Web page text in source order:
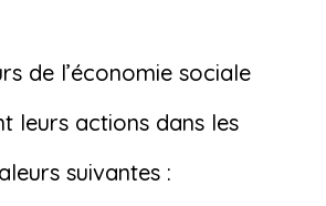
de l’économie sociale
leurs actions dans les
suivantes :